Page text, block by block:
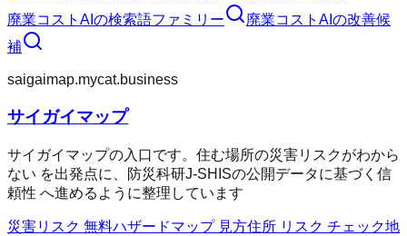
廃業コストAI の検索語ファミリー 廃業コストAI の改善候
補
saigaimap.mycat.business
サイガイマップ
サイガイマップの入口です。住む場所の災害リスクがわから
ない を出発点に、防災科研J-SHISの公開データに基づく信
頼性 へ進めるように整理しています
災害リスク 無料ハザードマップ 見方住所 リスク チェック地